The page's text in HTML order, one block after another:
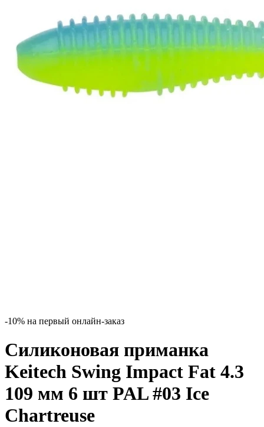
-10% на первый онлайн-заказ
Силиконовая приманка
Keitech Swing Impact Fat 4.3
109 мм 6 шт PAL #03 Ice
Chartreuse